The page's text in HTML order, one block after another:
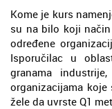
Kome je kurs
su na bilo koji
određene
Isporučilac u
granama
organizacijama
žele da uvrste Q1